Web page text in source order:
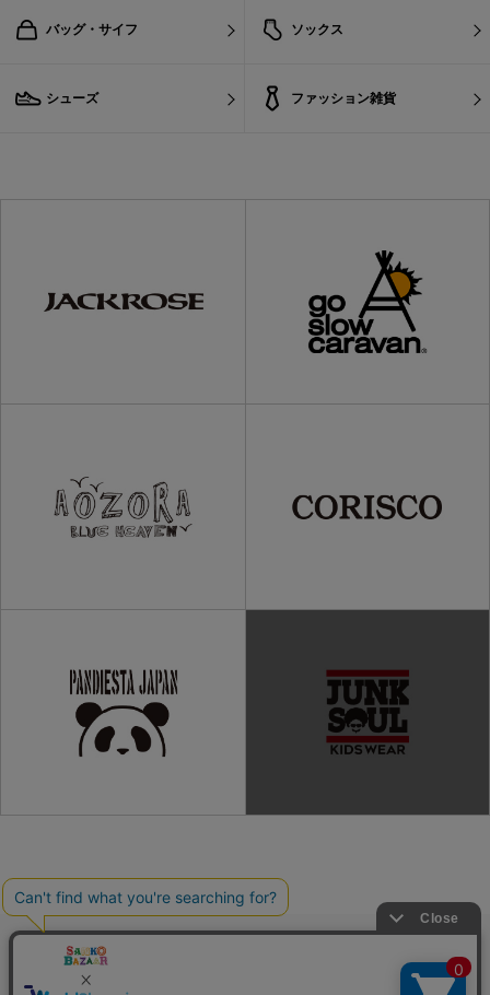
バッグ・サイフ ソックス
シューズ ファッション雑貨
ご利用ガイド
利用規約